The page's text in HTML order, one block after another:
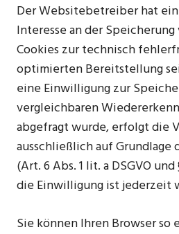
Der Websitebetreiber hat
Interesse an der
Cookies zur technisch
optimierten Bereitstellung
eine Einwilligung zur
vergleichbaren
abgefragt wurde, erfolgt die
ausschließlich auf Grundlage
(Art. 6 Abs. 1 lit. a DSGVO und
die Einwilligung ist jederzeit
Sie können Ihren Browser so